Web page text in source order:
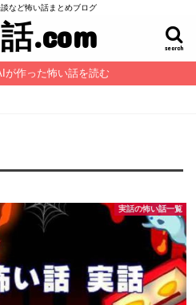
など怖い話まとめブログ
.com search
が作った怖い話を読む
実話の怖い話一覧